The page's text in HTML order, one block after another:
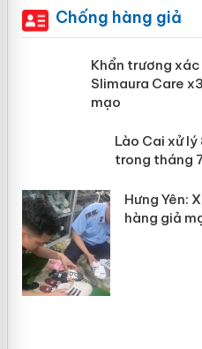
Chống hàng giả
Khẩn trương xác
Slimaura Care
mạo
Lào Cai xử
mại trong